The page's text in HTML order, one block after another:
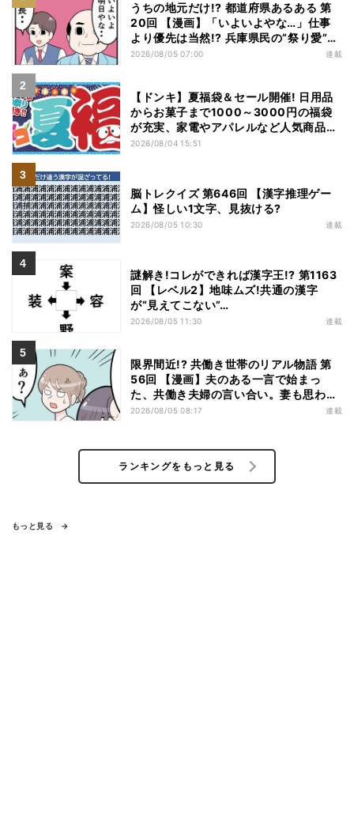
うちの地元だけ!? 都道府県あるある 第
20回 【漫画】「いよいよやな…」仕事
より優先は当然!? 兵庫県民の“祭り愛”が
熱すぎた
2026/08/05 07:00 連載
【ドンキ】夏福袋＆セール開催! 日用品
からお菓子まで1000～3000円の福袋
が充実、家電やアパレルなど人気商品も
特価
2026/08/04 15:51
脳トレクイズ 第646回 【漢字推理ゲー
ム】怪しい1文字、見抜ける?
2026/08/05 10:30 連載
謎解き!コレができれば漢字王!? 第1163
回 【レベル2】地味ムズ!共通の漢字
が“見えてこない”…
2026/08/05 11:30 連載
限界間近!? 共働き世帯のリアル物語 第
56回 【漫画】夫のある一言で始まっ
た、共働き夫婦の言い合い。妻も思わ
ず…
2026/08/05 08:17 連載
ランキングをもっと見る
もっと見る